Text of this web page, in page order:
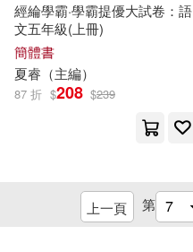
劉穎（主編）(56)
博爾（主編）(56)
楊文彬主編(56)
華語教學出版社(596)
中國書籍出版社(585)
浙江教育出版社(582)
經綸學霸·學霸提優大試卷：語
文五年級(上冊)
簡體書
夏睿（主編）
87 折 $208 $239
上一頁 第